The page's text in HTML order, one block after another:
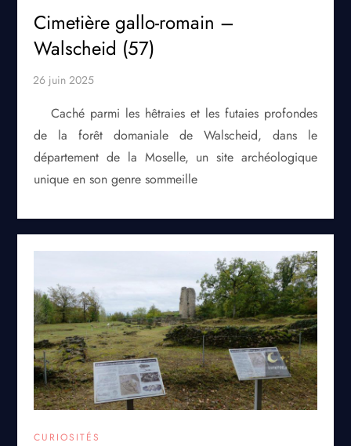
Cimetière gallo-romain –
Walscheid (57)
Caché parmi les hêtraies et les futaies profondes
de la forêt domaniale de Walscheid, dans le
département de la Moselle, un site archéologique
unique en son genre sommeille
CURIOSITÉS